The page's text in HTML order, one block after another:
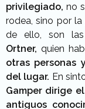
privilegiado, no
rodea, sino por la
de ello, son
Ortner, quien
otras personas
del lugar. En
Gamper dirige
antiguos